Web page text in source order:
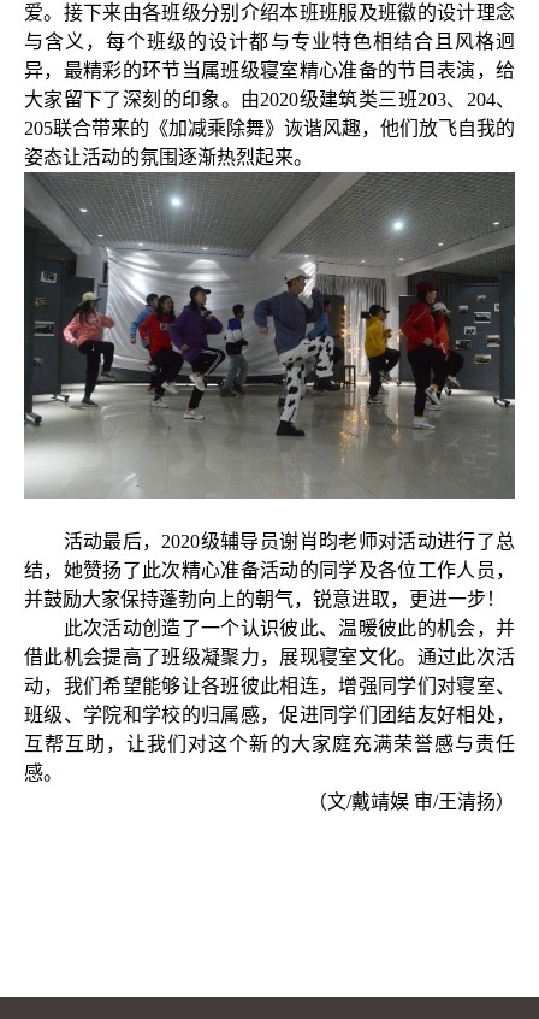
爱。接下来由各班级分别介绍本班班服及班徽的设计理念
与含义，每个班级的设计都与专业特色相结合且风格迥
异，最精彩的环节当属班级寝室精心准备的节目表演，给
大家留下了深刻的印象。由2020级建筑类三班203、 204、
205联合带来的《加减乘除舞》诙谐风趣，他们放飞自我的
姿态让活动的氛围逐渐热烈起来。
活动最后， 2020级辅导员谢肖昀老师对活动进行了总
结，她赞扬了此次精心准备活动的同学及各位工作人员，
并鼓励大家保持蓬勃向上的朝气，锐意进取，更进一步！
此次活动创造了一个认识彼此、温暖彼此的机会，并
借此机会提高了班级凝聚力，展现寝室文化。通过此次活
动，我们希望能够让各班彼此相连，增强同学们对寝室、
班级、学院和学校的归属感，促进同学们团结友好相处，
互帮互助，让我们对这个新的大家庭充满荣誉感与责任
感。
（文/戴靖娱 审/王清扬）